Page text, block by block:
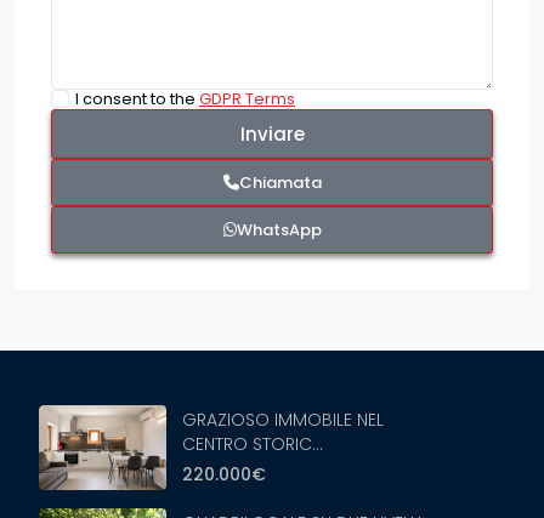
I consent to the GDPR Terms
Chiamata
WhatsApp
GRAZIOSO IMMOBILE NEL
CENTRO STORIC...
220.000€